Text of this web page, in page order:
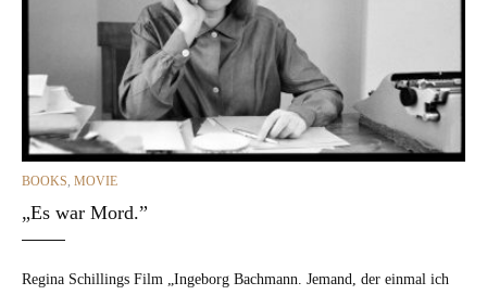
CATEGORIES
BOOKS, MOVIE
„Es war Mord.”
Regi­na Schillings Film „Inge­borg Bach­mann. Jemand, der ein­mal ich